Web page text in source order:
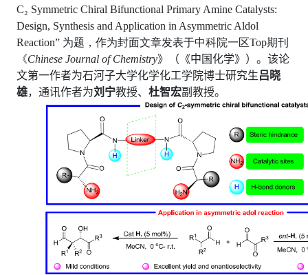
C₂ Symmetric Chiral Bifunctional Primary Amine Catalysts:
Design, Synthesis and Application in Asymmetric Aldol
Reaction” 为题，作为封面文章发表于中科院一区Top期刊
《Chinese Journal of Chemistry》（《中国化学》）。该论
文第一作者为石河子大学化学化工学院博士研究生吕晓
雄，通讯作者为刘宁教授、 杜智宏副教授。